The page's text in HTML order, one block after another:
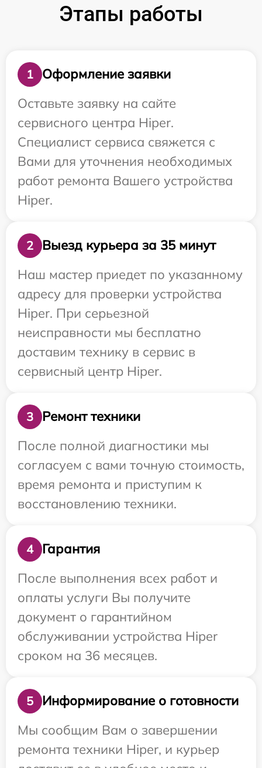
Этапы работы
1
Оформление заявки
Оставьте заявку на сайте
сервисного центра Hiper.
Специалист сервиса свяжется с
Вами для уточнения необходимых
работ ремонта Вашего устройства
Hiper.
2
Выезд курьера за 35 минут
Наш мастер приедет по указанному
адресу для проверки устройства
Hiper. При серьезной
неисправности мы бесплатно
доставим технику в сервис в
сервисный центр Hiper.
3
Ремонт техники
После полной диагностики мы
согласуем с вами точную стоимость,
время ремонта и приступим к
восстановлению техники.
4
Гарантия
После выполнения всех работ и
оплаты услуги Вы получите
документ о гарантийном
обслуживании устройства Hiper
сроком на 36 месяцев.
5
Информирование о готовности
Мы сообщим Вам о завершении
ремонта техники Hiper, и курьер